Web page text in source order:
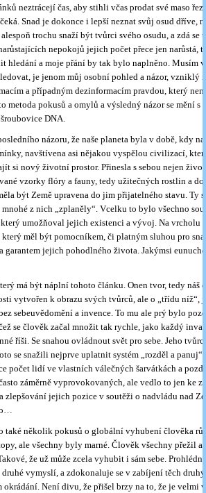
neztrácejí čas, aby stihli včas prodat své maso
Snad je dokonce i lepší neznat svůj osud dříve,
trochu snaží být tvůrci svého osudu, a zdá se
nepokojů jejich počet přece jen narůstá,
hledání a moje přání by tak bylo naplněno. Musím
je jenom můj osobní pohled a názor, vzniklý
a případným dezinformacím pravdou, který
metoda pokusů a omylů a výsledný názor se mění s
DNA.
názoru, že naše planeta byla v době, kdy
navštívena asi nějakou vyspělou civilizací,
si nový životní prostor. Přinesla s sebou nejen
vzorky flóry a fauny, tedy užitečných rostlin a
být Země upravena do jim přijatelného stavu. Ty
z nich „zplaněly“. Vcelku to bylo všechno
umožňoval jejich existenci a vývoj. Na vrcholu
který měl být pomocníkem, či platným sluhou pro
garantem jejich pohodlného života. Jakýmsi
má být náplní tohoto článku. Onen tvor, tedy náš
vytvořen k obrazu svých tvůrců, ale o „třídu níž“,
sebeuvědomění a invence. To mu ale prý bylo
se člověk začal množit tak rychle, jako každý
říši. Se snahou ovládnout svět pro sebe. Jeho
se snažili nejprve uplatnit systém „rozděl a
počet lidí ve vlastních válečných šarvátkách a
záměrně vyprovokovaných, ale vedlo to jen ke
jejich pozice v soutěži o nadvládu nad
také několik pokusů o globální vyhubení člověka
ale všechny byly marné. Člověk všechny přežil a
že už může zcela vyhubit i sám sebe.
druhé vymyslí, a zdokonaluje se v zabíjení těch
okrádání. Není divu, že přišel brzy na to, že je velmi